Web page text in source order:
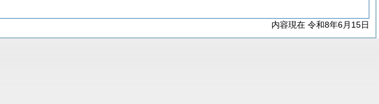
内容現在 令和8年6月15日